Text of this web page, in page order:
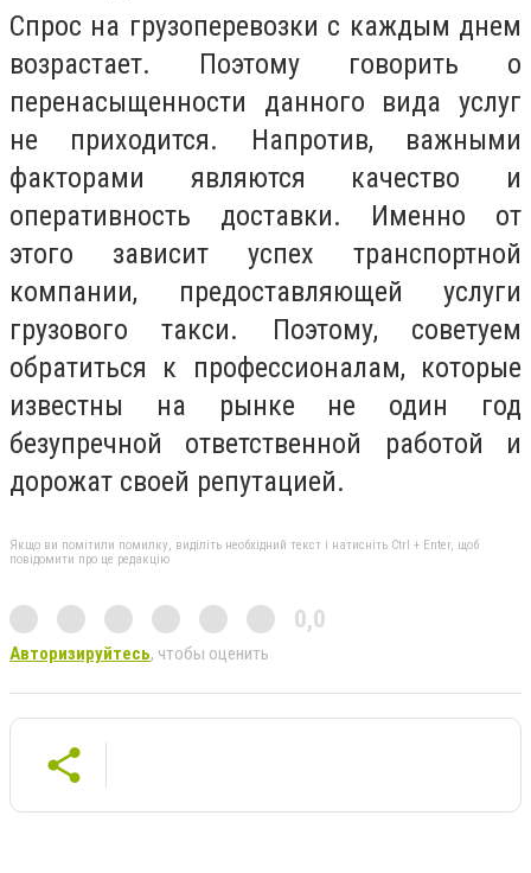
Спрос на грузоперевозки с каждым днем
возрастает. Поэтому говорить о
перенасыщенности данного вида услуг
не приходится. Напротив, важными
факторами являются качество и
оперативность доставки. Именно от
этого зависит успех транспортной
компании, предоставляющей услуги
грузового такси. Поэтому, советуем
обратиться к профессионалам, которые
известны на рынке не один год
безупречной ответственной работой и
дорожат своей репутацией.
Якщо ви помітили помилку, виділіть необхідний текст і натисніть Ctrl + Enter, щоб
повідомити про це редакцію
0,0
Авторизируйтесь, чтобы оценить